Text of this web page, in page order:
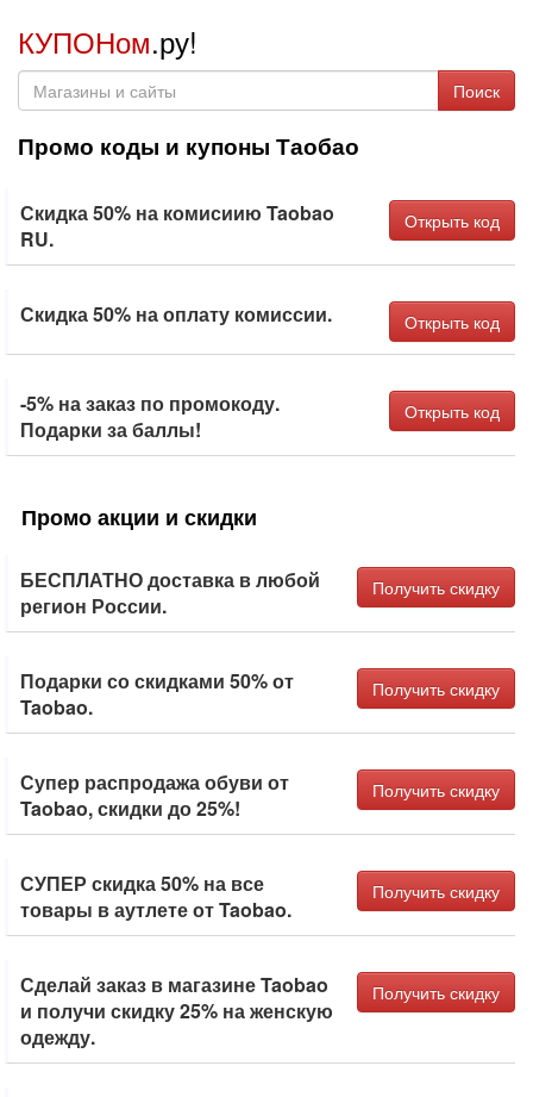
КУПОНом.ру!
Поиск
Промо коды и купоны Таобао
Скидка 50% на комисиию Taobao
RU.
Открыть код
Скидка 50% на оплату комиссии. Открыть код
-5% на заказ по промокоду.
Подарки за баллы!
Открыть код
Промо акции и скидки
БЕСПЛАТНО доставка в любой
регион России.
Получить скидку
Подарки со скидками 50% от
Taobao.
Получить скидку
Супер распродажа обуви от
Taobao, скидки до 25%!
Получить скидку
СУПЕР скидка 50% на все
товары в аутлете от Taobao.
Получить скидку
Сделай заказ в магазине Taobao
и получи скидку 25% на женскую
одежду.
Получить скидку